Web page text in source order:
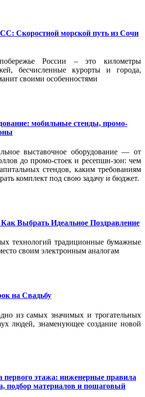
морской путь из Сочи
России – это километры
бесчисленные курорты и города,
своими особенностями
мобильные стенды, промо-
выставочное оборудование — от
до промо-стоек и ресепшн-зон: чем
стендов, каким требованиям
комплект под свою задачу и бюджет.
Выбрать Идеальное Поздравление
технологий традиционные бумажные
своим электронным аналогам
на Свадьбу
из самых значимых и трогательных
людей, знаменующее создание новой
первого этажа: инженерные правила
подбор материалов и пошаговый